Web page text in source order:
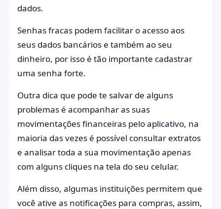
dados.
Senhas fracas podem facilitar o acesso aos
seus dados bancários e também ao seu
dinheiro, por isso é tão importante cadastrar
uma senha forte.
Outra dica que pode te salvar de alguns
problemas é acompanhar as suas
movimentações financeiras pelo aplicativo, na
maioria das vezes é possível consultar extratos
e analisar toda a sua movimentação apenas
com alguns cliques na tela do seu celular.
Além disso, algumas instituições permitem que
você ative as notificações para compras, assim,